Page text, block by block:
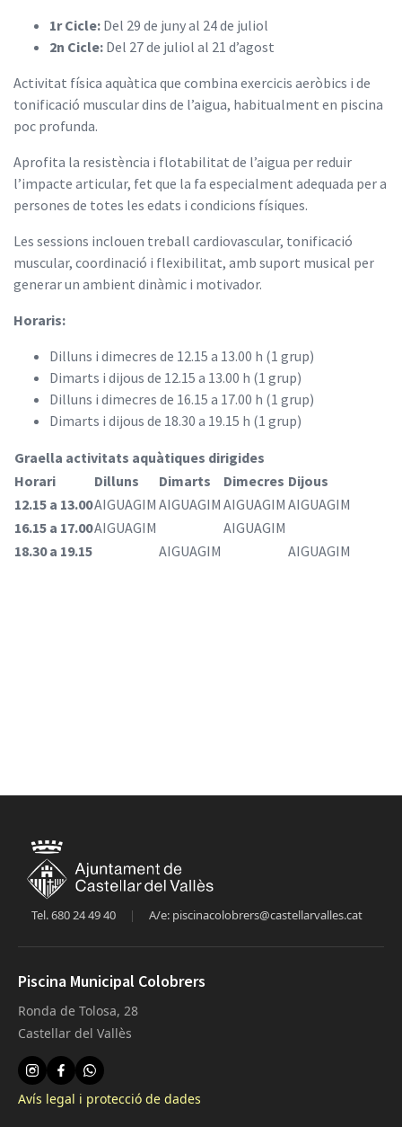
1r Cicle: Del 29 de juny al 24 de juliol
2n Cicle: Del 27 de juliol al 21 d’agost
Activitat física aquàtica que combina exercicis aeròbics i de
tonificació muscular dins de l’aigua, habitualment en piscina
poc profunda.
Aprofita la resistència i flotabilitat de l’aigua per reduir
l’impacte articular, fet que la fa especialment adequada per a
persones de totes les edats i condicions físiques.
Les sessions inclouen treball cardiovascular, tonificació
muscular, coordinació i flexibilitat, amb suport musical per
generar un ambient dinàmic i motivador.
Horaris:
Dilluns i dimecres de 12.15 a 13.00 h (1 grup)
Dimarts i dijous de 12.15 a 13.00 h (1 grup)
Dilluns i dimecres de 16.15 a 17.00 h (1 grup)
Dimarts i dijous de 18.30 a 19.15 h (1 grup)
Graella activitats aquàtiques dirigides
Horari
Dilluns Dimarts Dimecres Dijous
12.15 a 13.00AIGUAGIM AIGUAGIM AIGUAGIM AIGUAGIM
16.15 a 17.00AIGUAGIM
AIGUAGIM
18.30 a 19.15
AIGUAGIM AIGUAGIM
Tel. 680 24 49 40 | A/e: piscinacolobrers@castellarvalles.cat
Piscina Municipal Colobrers
Ronda de Tolosa, 28
Castellar del Vallès
Avís legal i protecció de dades